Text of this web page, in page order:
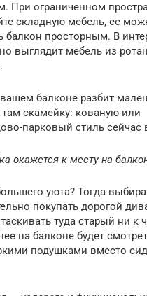
При ограниченном
складную мебель, ее
балкон просторным. В
выглядит мебель из
балконе разбит
там скамейку: кованую или
парковый стиль сейчас
окажется к месту на
уюта? Тогда
покупать дорогой
туда старый ни к
на балконе будет
подушками вместо